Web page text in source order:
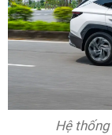
Hệ